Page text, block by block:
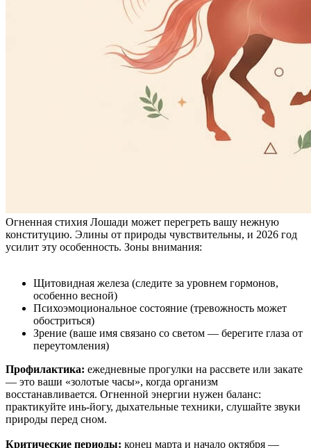
Огненная стихия Лошади может перегреть вашу нежную
конституцию. Элины от природы чувствительны, и 2026 год
усилит эту особенность. Зоны внимания:
Щитовидная железа (следите за уровнем гормонов,
особенно весной)
Психоэмоциональное состояние (тревожность может
обостриться)
Зрение (ваше имя связано со светом — берегите глаза от
переутомления)
Профилактика: ежедневные прогулки на рассвете или закате
— это ваши «золотые часы», когда организм
восстанавливается. Огненной энергии нужен баланс:
практикуйте инь-йогу, дыхательные техники, слушайте звуки
природы перед сном.
Критические периоды: конец марта и начало октября —